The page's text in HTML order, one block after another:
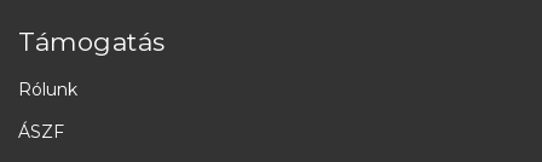
Támogatás
Rólunk
ÁSZF